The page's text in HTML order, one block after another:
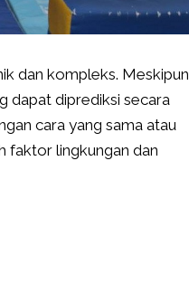
dan kompleks. Meskipun
dapat diprediksi secara
cara yang sama atau
faktor lingkungan dan